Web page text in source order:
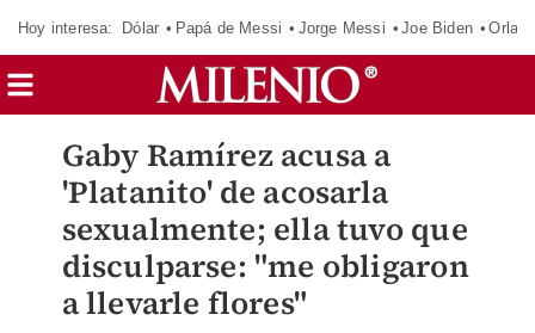
Hoy interesa: Dólar Papá de Messi Jorge Messi Joe Biden
Gaby Ramírez acusa a
'Platanito' de acosarla
sexualmente; ella tuvo que
disculparse: "me obligaron
a llevarle flores"